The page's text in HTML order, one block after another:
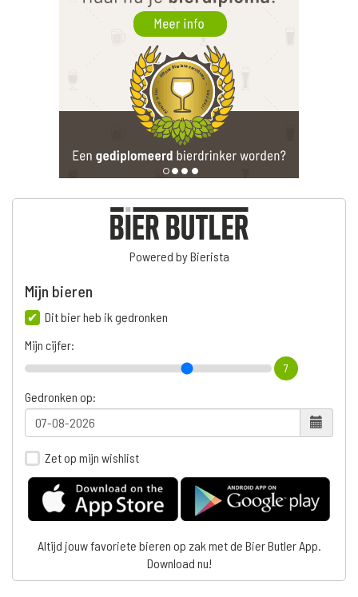
Powered by Bierista
Mijn bieren
Dit bier heb ik gedronken
Mijn cijfer:
7
Gedronken op:
Zet op mijn wishlist
Altijd jouw favoriete bieren op zak met de Bier Butler App.
Download nu!